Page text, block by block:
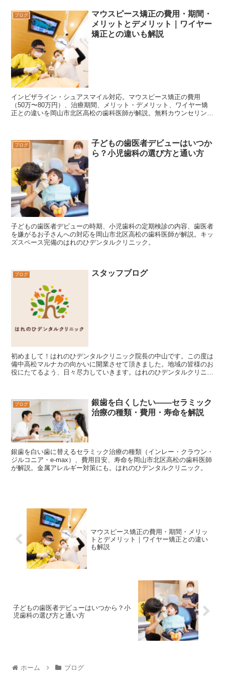
ブログ
マウスピース矯正の費用・期間・
メリットとデメリット｜ワイヤー
矯正との違いも解説
インビザライン・シュアスマイル対応。マウスピース矯正の費用
（50万〜80万円）、治療期間、メリット・デメリット、ワイヤー矯
正との違いを岡山市北区高松の歯科医師が解説。無料カウンセリング
ブログ
子どもの歯医者デビューはいつか
ら？小児歯科の選び方と通い方
子どもの歯医者デビューの時期、小児歯科の定期検診の内容、歯医者
を嫌がるお子さんへの対応を岡山市北区高松の歯科医師が解説。キッ
ズスペース完備のはれのひデンタルクリニック。
ブログ スタッフブログ
初めまして！はれのひデンタルクリニック院長の中山です。この度は
備中高松マルナカの向かいに開業させて頂きました。地域の皆様のお
役にたてるよう、日々尽力していきます。はれのひデンタルクリニッ
ブログ
銀歯を白くしたい——セラミック
治療の種類・費用・寿命を解説
銀歯を白い歯に替えるセラミック治療の種類（インレー・クラウン・
ジルコニア・e-max）、費用目安、寿命を岡山市北区高松の歯科医師
が解説。金属アレルギー対策にも。はれのひデンタルクリニック。
マウスピース矯正の費用・期間・メリッ
トとデメリット｜ワイヤー矯正との違い
も解説
子どもの歯医者デビューはいつから？小
児歯科の選び方と通い方
ホーム ブログ